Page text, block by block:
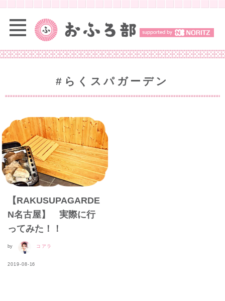
#らくスパガーデン
【RAKUSUPAGARDE
N名古屋】 実際に行
ってみた！！
by コアラ
2019-08-16